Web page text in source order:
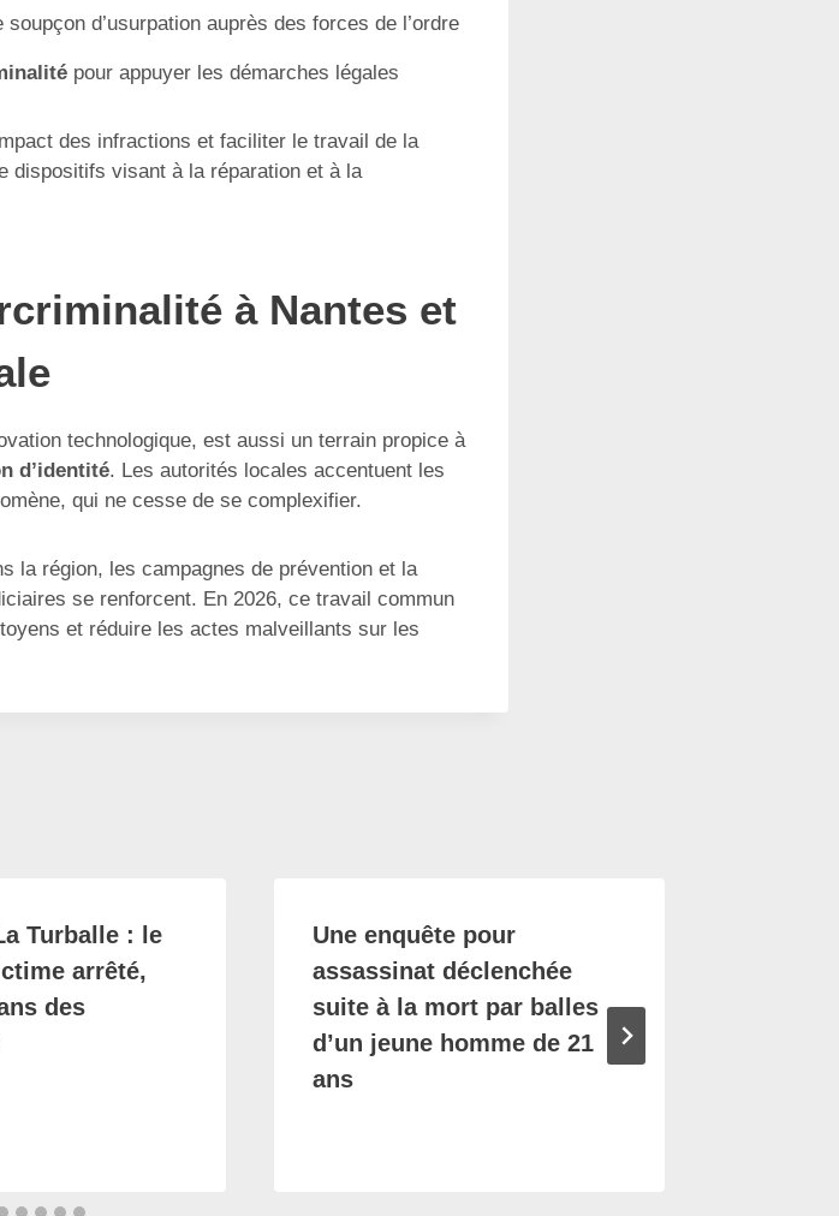
d’usurpation auprès des forces de l’ordre
pour appuyer les démarches légales
des infractions et faciliter le travail de la
dispositifs visant à la réparation et à la
à Nantes et
technologique, est aussi un terrain propice à
d’identité. Les autorités locales accentuent les
qui ne cesse de se complexifier.
la région, les campagnes de prévention et la
se renforcent. En 2026, ce travail commun
et réduire les actes malveillants sur les
Turballe : le
arrêté,
des
Une enquête pour
assassinat déclenchée
suite à la mort par balles
d’un jeune homme de 21
ans